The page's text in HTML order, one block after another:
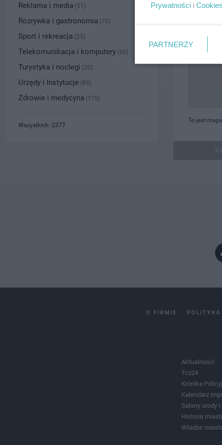
To jest
Reklama i media (51)
Rozrywka i gastronomia (70)
Sport i rekreacja (23)
Telekomunikacja i komputery (60)
Turystyka i noclegi (20)
Urzędy i Instytucje (89)
Zdrowie i medycyna (175)
Wszystkich: 2377
O FIRMIE POLITYKA
Aktualności
Tcz24
Kronika
Kalendarz
Salony urody i
Historia
Władze
Prywatności i Cookies
PARTNERZY